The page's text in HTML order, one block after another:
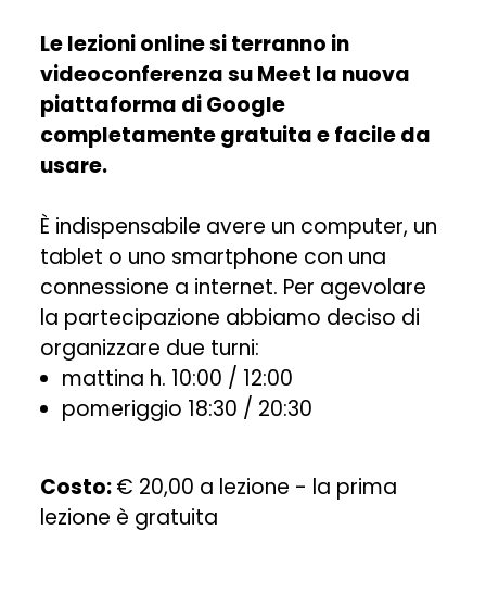
Le lezioni online si terranno in
videoconferenza su Meet la nuova
piattaforma di Google
completamente gratuita e facile da
usare.
È indispensabile avere un computer, un
tablet o uno smartphone con una
connessione a internet. Per agevolare
la partecipazione abbiamo deciso di
organizzare due turni:
mattina h. 10:00 / 12:00
pomeriggio 18:30 / 20:30
Costo:€ 20,00 a lezione - la prima
lezione è gratuita